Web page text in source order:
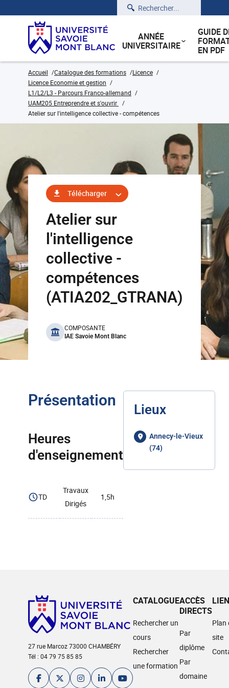
Rechercher
ANNÉE
UNIVERSITAIRE
GUIDE
EN PDF
Accueil Catalogue des formations
Licence
Licence Economie et gestion
L1/L2/L3 - Parcours Franco-allemand
UAM205 Entreprendre et s'ouvrir
Atelier sur l'intelligence collective - compétences
Télécharger
Atelier sur
l'intelligence
collective -
compétences
(ATIA202_GTRANA)
benefits
COMPOSANTE
IAE Savoie Mont Blanc
Présentation
Heures
d'enseignement
TD
Travaux
Dirigés
1,5h
Lieux
Annecy-le-Vieux
(74)
27 rue Marcoz 73000 CHAMBÉRY
Tél : 04 79 75 85 85
CATALOGUE
Rechercher un
cours
Rechercher
une formation
ACCÈS
DIRECTS
Par
diplôme
Par
domaine
Plan
site